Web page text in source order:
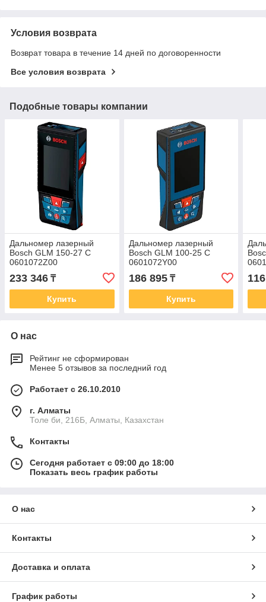
Условия возврата
Возврат товара в течение 14 дней по договоренности
Все условия возврата
Подобные товары компании
Дальномер лазерный
Bosch GLM 150-27 C
0601072Z00
233 346 ₸
Купить
Дальномер лазерный
Bosch GLM 100-25 C
0601072Y00
186 895₸
Купить
О нас
Рейтинг не сформирован
Менее 5 отзывов за последний год
Работает с 26.10.2010
г. Алматы
Толе би, 216Б, Алматы, Казахстан
Контакты
Сегодня работает с 09:00 до 18:00
Показать весь график работы
О нас
Контакты
Доставка и оплата
График работы